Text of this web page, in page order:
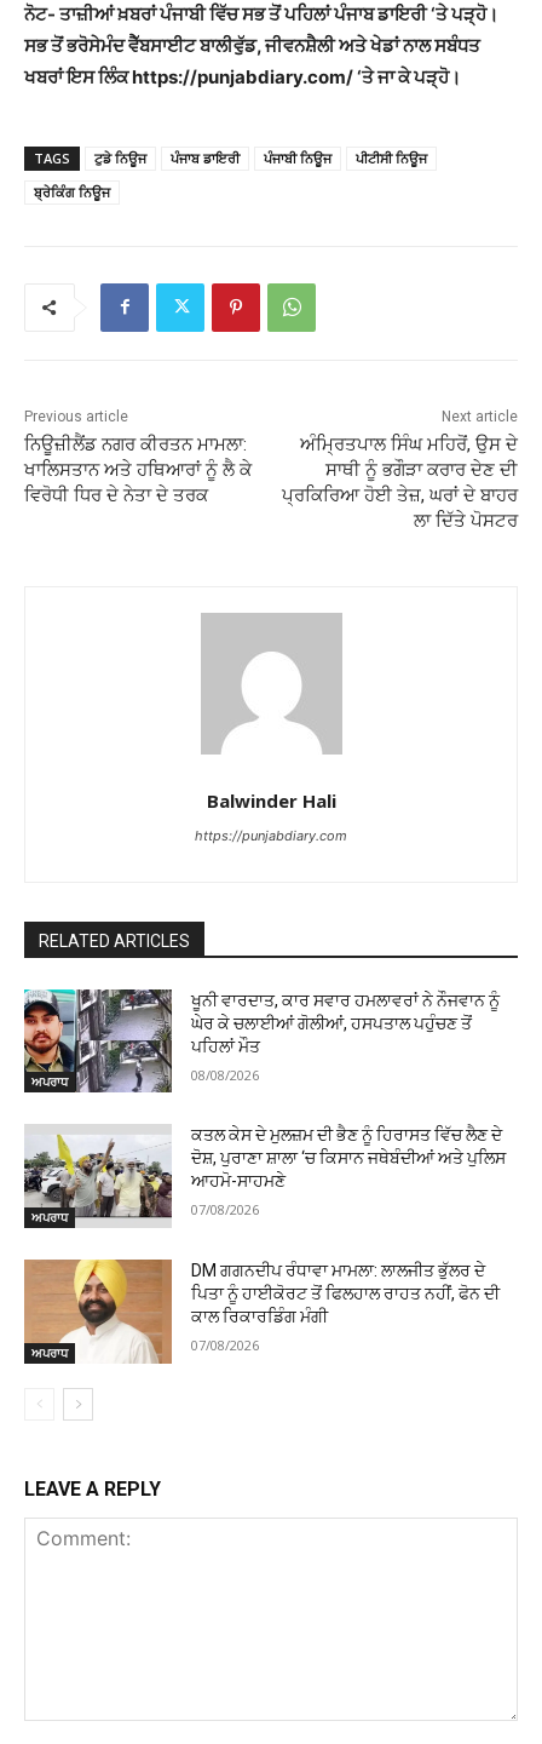
ਨੋਟ- ਤਾਜ਼ੀਆਂ ਖ਼ਬਰਾਂ ਪੰਜਾਬੀ ਵਿੱਚ ਸਭ ਤੋਂ ਪਹਿਲਾਂ ਪੰਜਾਬ ਡਾਇਰੀ ‘ਤੇ ਪੜ੍ਹੋ।
ਸਭ ਤੋਂ ਭਰੋਸੇਮੰਦ ਵੈੱਬਸਾਈਟ ਬਾਲੀਵੁੱਡ, ਜੀਵਨਸ਼ੈਲੀ ਅਤੇ ਖੇਡਾਂ ਨਾਲ ਸਬੰਧਤ
ਖਬਰਾਂ ਇਸ ਲਿੰਕ https://punjabdiary.com/ ‘ਤੇ ਜਾ ਕੇ ਪੜ੍ਹੋ।
TAGS ਟੁਡੇ ਨਿਊਜ ਪੰਜਾਬ ਡਾਇਰੀ ਪੰਜਾਬੀ ਨਿਊਜ
ਪੀਟੀਸੀ ਨਿਊਜ
ਬ੍ਰੇਕਿੰਗ ਨਿਊਜ
Previous article
ਨਿਊਜ਼ੀਲੈਂਡ ਨਗਰ ਕੀਰਤਨ ਮਾਮਲਾ:
ਖਾਲਿਸਤਾਨ ਅਤੇ ਹਥਿਆਰਾਂ ਨੂੰ ਲੈ ਕੇ
ਵਿਰੋਧੀ ਧਿਰ ਦੇ ਨੇਤਾ ਦੇ ਤਰਕ
Next article
ਅੰਮ੍ਰਿਤਪਾਲ ਸਿੰਘ ਮਹਿਰੋਂ, ਉਸ ਦੇ
ਸਾਥੀ ਨੂੰ ਭਗੌੜਾ ਕਰਾਰ ਦੇਣ ਦੀ
ਪ੍ਰਕਿਰਿਆ ਹੋਈ ਤੇਜ਼, ਘਰਾਂ ਦੇ ਬਾਹਰ
ਲਾ ਦਿੱਤੇ ਪੋਸਟਰ
Balwinder Hali
https://punjabdiary.com
RELATED ARTICLES
ਅਪਰਾਧ
ਖੂਨੀ ਵਾਰਦਾਤ, ਕਾਰ ਸਵਾਰ ਹਮਲਾਵਰਾਂ ਨੇ ਨੌਜਵਾਨ ਨੂੰ
ਘੇਰ ਕੇ ਚਲਾਈਆਂ ਗੋਲੀਆਂ, ਹਸਪਤਾਲ ਪਹੁੰਚਣ ਤੋਂ
ਪਹਿਲਾਂ ਮੌਤ
08/08/2026
ਅਪਰਾਧ
ਕਤਲ ਕੇਸ ਦੇ ਮੁਲਜ਼ਮ ਦੀ ਭੈਣ ਨੂੰ ਹਿਰਾਸਤ ਵਿੱਚ ਲੈਣ ਦੇ
ਦੋਸ਼, ਪੁਰਾਣਾ ਸ਼ਾਲਾ ‘ਚ ਕਿਸਾਨ ਜਥੇਬੰਦੀਆਂ ਅਤੇ ਪੁਲਿਸ
ਆਹਮੋ-ਸਾਹਮਣੇ
07/08/2026
ਅਪਰਾਧ
DM ਗਗਨਦੀਪ ਰੰਧਾਵਾ ਮਾਮਲਾ: ਲਾਲਜੀਤ ਭੁੱਲਰ ਦੇ
ਪਿਤਾ ਨੂੰ ਹਾਈਕੋਰਟ ਤੋਂ ਫਿਲਹਾਲ ਰਾਹਤ ਨਹੀਂ, ਫੋਨ ਦੀ
ਕਾਲ ਰਿਕਾਰਡਿੰਗ ਮੰਗੀ
07/08/2026
LEAVE A REPLY